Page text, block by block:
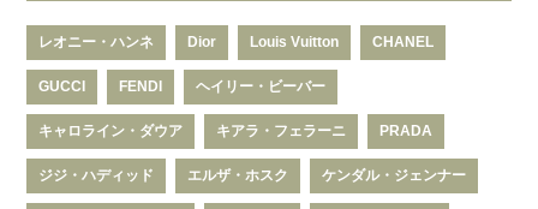
レオニー・ハンネ Dior Louis Vuitton CHANEL
GUCCI FENDI ヘイリー・ビーバー
キャロライン・ダウア キアラ・フェラーニ PRADA
ジジ・ハディッド エルザ・ホスク ケンダル・ジェンナー